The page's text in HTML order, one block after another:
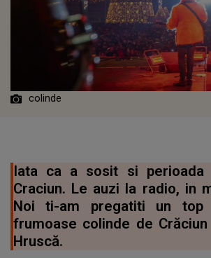
colinde
Iata ca a sosit si perioada
Craciun. Le auzi la radio, in
Noi ti-am pregatiti un
frumoase colinde de
Hruscă.